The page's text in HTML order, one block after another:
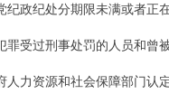
政纪处分期限未满或者正
受过刑事处罚的人员和曾
力资源和社会保障部门认